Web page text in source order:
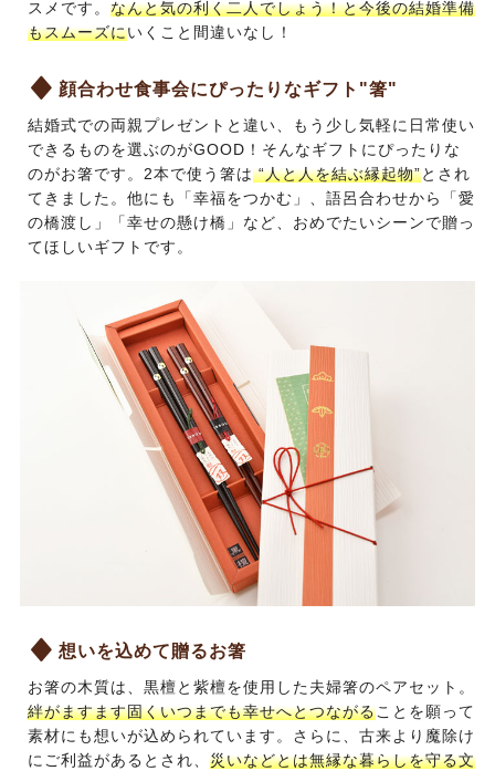
スメです。 なんと気の利く二人でしょう！と今後の結婚準備
もスムーズにいくこと間違いなし！
顔合わせ食事会にぴったりなギフト"箸"
結婚式での両親プレゼントと違い、もう少し気軽に日常使い
できるものを選ぶのがGOOD！そんなギフトにぴったりな
のがお箸です。2本で使う箸は“人と人を結ぶ縁起物”とされ
てきました。他にも「幸福をつかむ」、語呂合わせから「愛
の橋渡し」「幸せの懸け橋」など、おめでたいシーンで贈っ
てほしいギフトです。
想いを込めて贈るお箸
お箸の木質は、黒檀と紫檀を使用した夫婦箸のペアセット。
絆がますます固くいつまでも幸せへとつながることを願って
素材にも想いが込められています。さらに、古来より魔除け
にご利益があるとされ、 災いなどとは無縁な暮らしを守る文